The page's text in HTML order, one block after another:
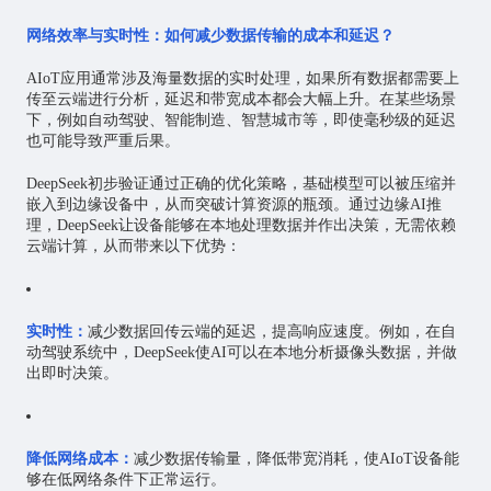
网络效率与实时性：如何减少数据传输的成本和延迟？
AIoT应用通常涉及海量数据的实时处理，如果所有数据都需要上
传至云端进行分析，延迟和带宽成本都会大幅上升。在某些场景
下，例如自动驾驶、智能制造、 智慧城市等，即使毫秒级的延迟
也可能导致严重后果。
DeepSeek初步验证通过正确的优化策略，基础模型可以被压缩并
嵌入到边缘设备中，从而突破计算资源的瓶颈。通过边缘AI推
理，DeepSeek让设备能够在本地处理数据并作出决策，无需依赖
云端计算，从而带来以下优势：
实时性： 减少数据回传云端的延迟，提高响应速度。例如，在自
动驾驶系统中，DeepSeek使AI可以在本地分析摄像头数据，并做
出即时决策。
降低网络成本： 减少数据传输量，降低带宽消耗，使AIoT设备能
够在低网络条件下正常运行。